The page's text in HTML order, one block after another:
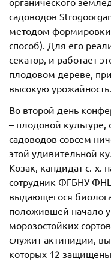
садоводов
методом
способ). Для его
секатор, и работает
плодовом дереве,
высокую урожайность.
Во второй день
– плодовой
садоводов совсем
этой удивительной
Козак, кандидат с.-х.
сотрудник ФГБНУ
выдающегося
положившей начало
морозостойких
служит актинидии,
которых 12 защищены